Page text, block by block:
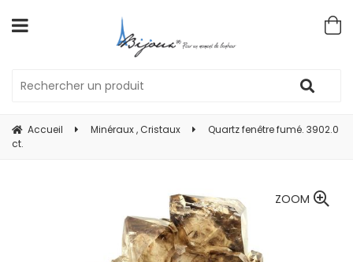
Accueil Minéraux , Cristaux
Quartz fenêtre fumé. 3902.0
ct.
ZOOM